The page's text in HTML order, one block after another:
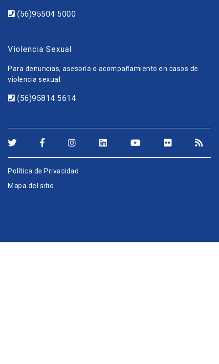
(56)95504 5000
Violencia Sexual
Para denuncias, asesoría o acompañamiento en casos de
violencia sexual.
(56)95814 5614
Política de Privacidad
Mapa del sitio